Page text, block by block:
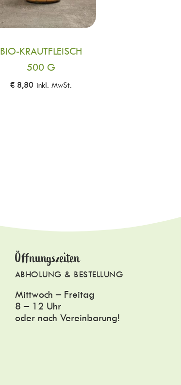
BIO-KRAUTFLEISCH
500 G
€ 8,80 inkl. MwSt.
Öffnungszeiten
ABHOLUNG & BESTELLUNG
Mittwoch – Freitag
8 – 12 Uhr
oder nach Vereinbarung!